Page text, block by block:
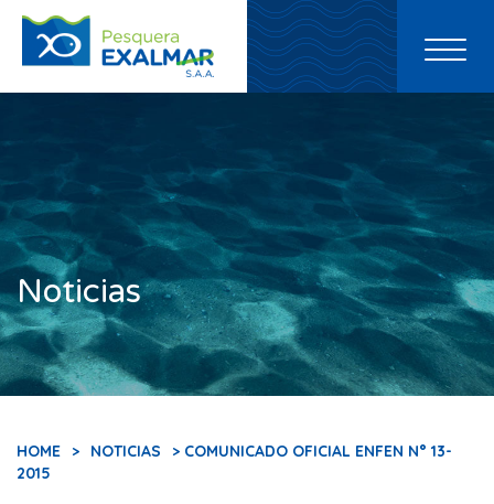
Toggle
Noticias
HOME > NOTICIAS
> COMUNICADO OFICIAL ENFEN N° 13-
2015